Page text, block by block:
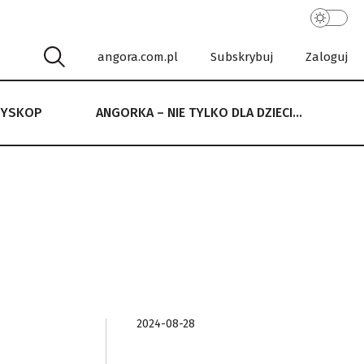
angora.com.pl Subskrybuj Zaloguj
ANGORKA – NIE TYLKO DLA DZIECI…
NIE TYLKO DLA DZIECI…
2024-08-28